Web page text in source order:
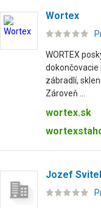
Wortex
WORTEX
dokončovacie
zábradlí,
Zároveň ...
wortex.sk
Jozef